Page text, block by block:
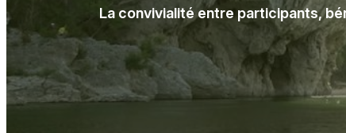
La convivialité entre participants,